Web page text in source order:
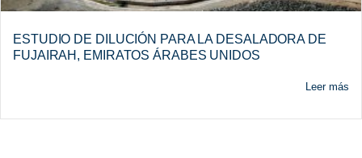
ESTUDIO DE DILUCIÓN PARA LA DESALADORA DE
FUJAIRAH, EMIRATOS ÁRABES UNIDOS
Leer más